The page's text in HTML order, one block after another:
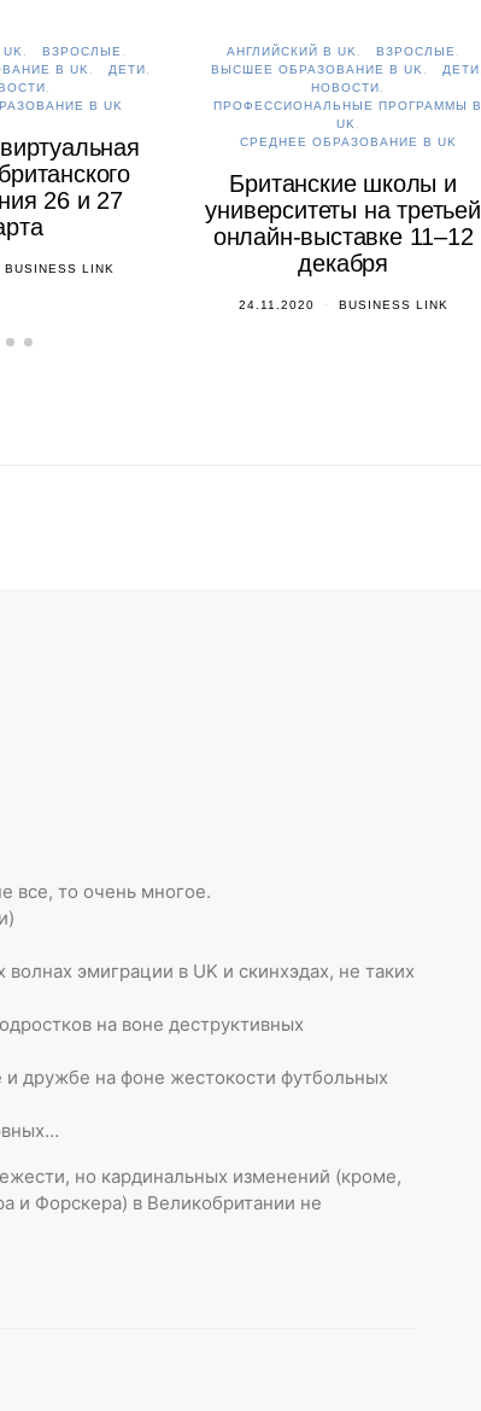
ВЗРОСЛЫЕ
В UK
ДЕТИ
В UK
26 и 27
BUSINESS LINK
АНГЛИЙСКИЙ В UK
ВЗРОСЛЫЕ
ВЫСШЕЕ ОБРАЗОВАНИЕ В UK
ДЕТИ
НОВОСТИ
ПРОФЕССИОНАЛЬНЫЕ ПРОГРАММЫ В
UK
СРЕДНЕЕ ОБРАЗОВАНИЕ В UK
Британские школы и
университеты на третьей
онлайн-выставке 11–12
декабря
24.11.2020 BUSINESS LINK
все, то очень многое.
эмиграции в UK и скинхэдах, не таких
на воне деструктивных
дружбе на фоне жестокости футбольных
но кардинальных изменений (кроме,
и Форскера) в Великобритании не